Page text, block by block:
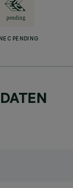
PENDING